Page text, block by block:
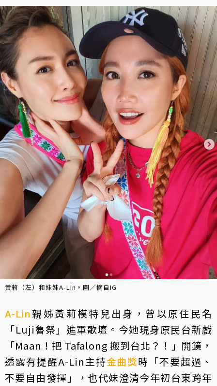
黃莉（左）和妹妹A-Lin。圖／摘自IG
A-Lin親姊黃莉模特兒出身，曾以原住民名
「Luji魯祭」進軍歌壇。今她現身原民台新戲
「Maan！把 Tafalong 搬到台北？！」開鏡，
透露有提醒A-Lin主持金曲獎時「不要超過、
不要自由發揮」，也代妹澄清今年初台東跨年